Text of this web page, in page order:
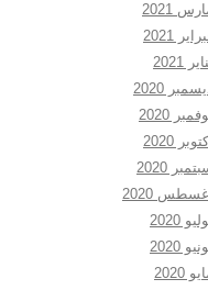
2021
2021
2021
2020
2020
2020
2020
2020
2020
2020
2020